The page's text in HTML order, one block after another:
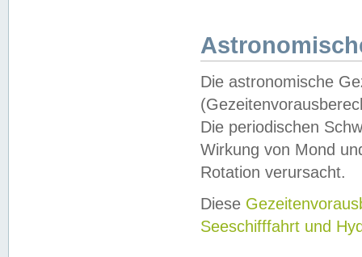
Die astronomische
Die periodischen
Wirkung von Mond
Rotation verursacht.
Diese
Seeschifffahrt und